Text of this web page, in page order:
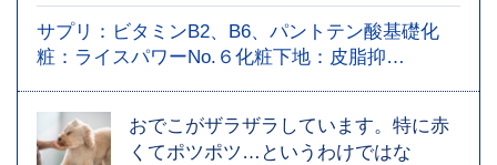
サプリ：ビタミンB2、B6、パントテン酸基礎化
粧：ライスパワーNo.６化粧下地：皮脂抑…
おでこがザラザラしています。特に赤
くてポツポツ…というわけではな